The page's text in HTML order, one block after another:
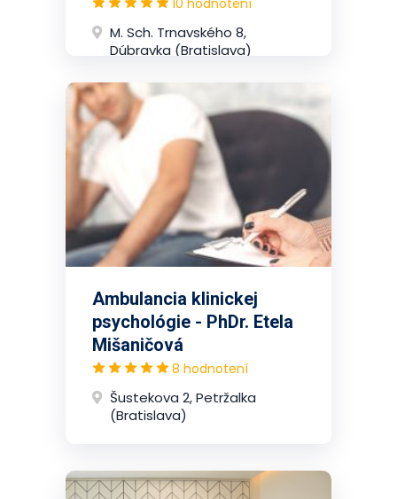
M. Sch. Trnavského 8,
Dúbravka (Bratislava)
Ambulancia klinickej
psychológie - PhDr. Etela
Mišaničová
8 hodnotení
Šustekova 2, Petržalka
(Bratislava)